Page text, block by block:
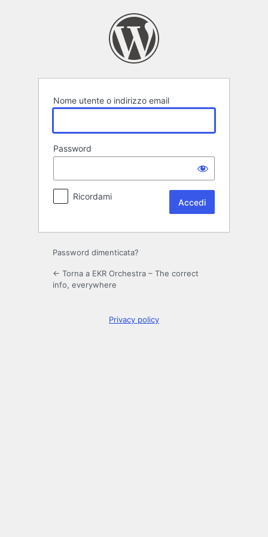
Nome utente o indirizzo email
Password
Ricordami
Password dimenticata?
← Torna a EKR Orchestra – The correct
info, everywhere
Privacy policy